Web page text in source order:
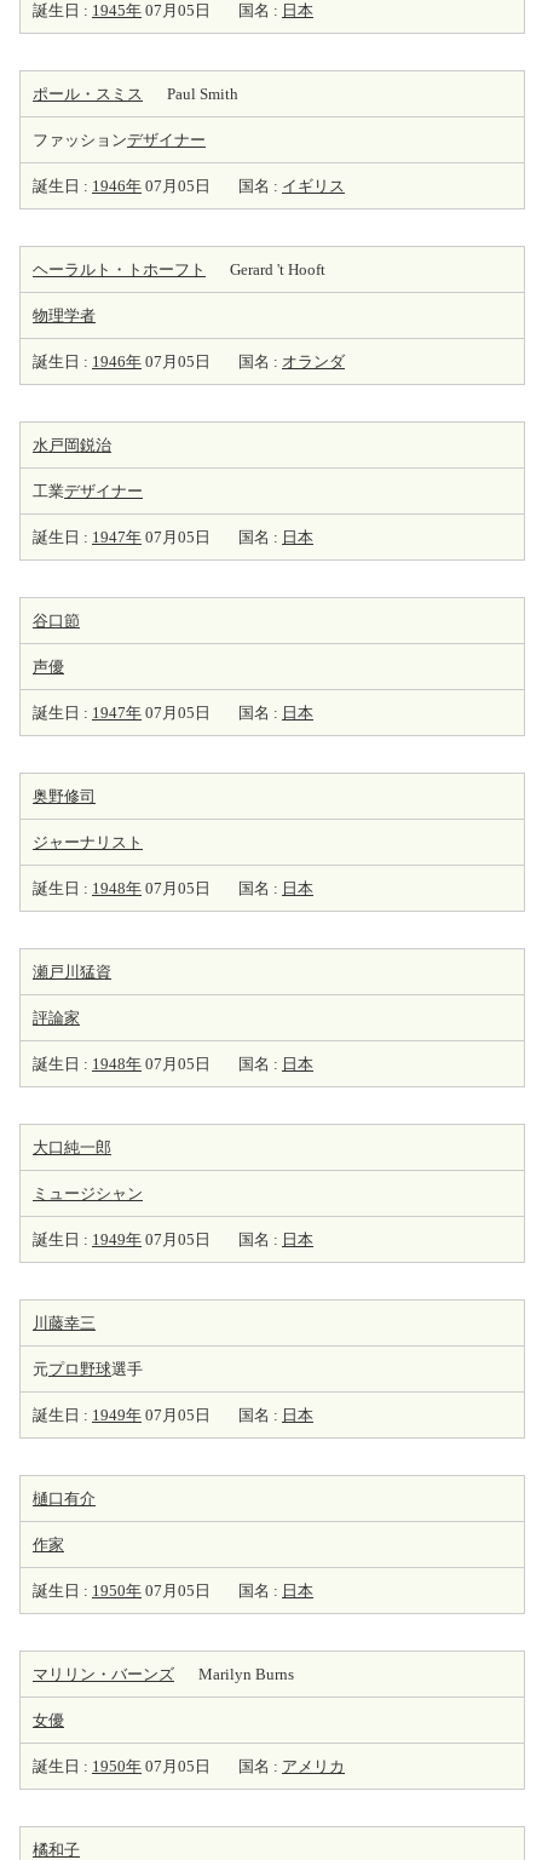
誕生日 : 1945年 07月05日 国名 : 日本
ポール・スミス Paul Smith
ファッションデザイナー
誕生日 : 1946年 07月05日 国名 : イギリス
ヘーラルト・トホーフト Gerard 't Hooft
物理学者
誕生日 : 1946年 07月05日 国名 : オランダ
水戸岡鋭治
工業デザイナー
誕生日 : 1947年 07月05日 国名 : 日本
谷口節
声優
誕生日 : 1947年 07月05日 国名 : 日本
奥野修司
ジャーナリスト
誕生日 : 1948年 07月05日 国名 : 日本
瀬戸川猛資
評論家
誕生日 : 1948年 07月05日 国名 : 日本
大口純一郎
ミュージシャン
誕生日 : 1949年 07月05日 国名 : 日本
川藤幸三
元プロ野球選手
誕生日 : 1949年 07月05日 国名 : 日本
樋口有介
作家
誕生日 : 1950年 07月05日 国名 : 日本
マリリン・バーンズ Marilyn Burns
女優
誕生日 : 1950年 07月05日 国名 : アメリカ
橘和子